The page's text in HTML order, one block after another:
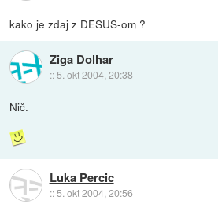
kako je zdaj z DESUS-om ?
Ziga Dolhar
:: 5. okt 2004, 20:38
Nič.
Luka Percic
::5. okt 2004, 20:56